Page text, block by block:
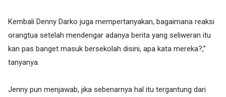
Kembali Denny Darko juga mempertanyakan, bagaimana reaksi
orangtua setelah mendengar adanya berita yang seliweran itu
kan pas banget masuk bersekolah disini, apa kata mereka?,”
tanyanya.
Jenny pun menjawab, jika sebenarnya hal itu tergantung dari